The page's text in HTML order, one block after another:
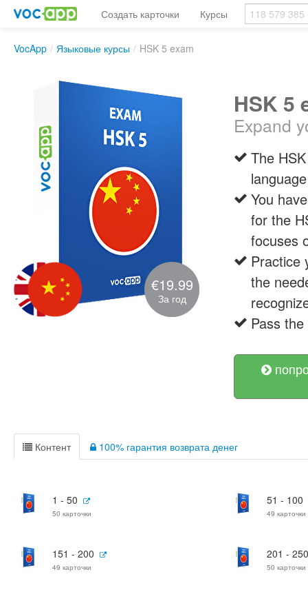
Создать карточки Курсы
VocApp / Языковые курсы / HSK 5 exam
€19.99
За год
HSK 5
Expand
The
You
for the
focuses
Practice
the
Pass
Контент 100% гарантия возврата денег
1 - 50
50 карточки
51 - 100
49 карточки
151 - 200
49 карточки
201 - 250
50 карточки